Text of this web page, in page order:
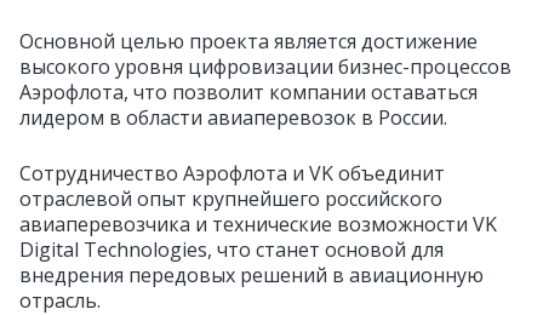
Основной целью проекта является достижение
высокого уровня цифровизации бизнес-процессов
Аэрофлота, что позволит компании оставаться
лидером в области авиаперевозок в России.
Сотрудничество Аэрофлота и VK объединит
отраслевой опыт крупнейшего российского
авиаперевозчика и технические возможности VK
Digital Technologies, что станет основой для
внедрения передовых решений в авиационную
отрасль.